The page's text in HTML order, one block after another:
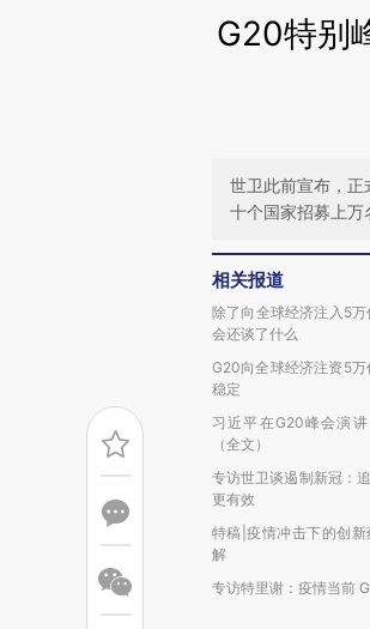
G20特别
世卫此前宣布，正
十个国家招募上万
相关报道
除了向全球经济注入5
会还谈了什么
G20向全球经济注资5
稳定
习近平在G20峰会演
（全文）
专访世卫谈遏制新冠：
更有效
特稿|疫情冲击下的创
解
专访特里谢：疫情当前